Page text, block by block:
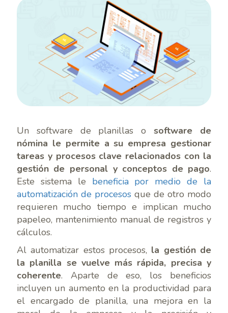
Un software de planillas osoftware de
nómina le permite a su empresa gestionar
tareas y procesos clave relacionados con la
gestión de personal y conceptos de pago.
Este sistema le beneficia por medio de la
automatización de procesosque de otro modo
requieren mucho tiempo e implican mucho
papeleo, mantenimiento manual de registros y
cálculos.
Al automatizar estos procesos, la gestión de
la planilla se vuelve más rápida, precisa y
coherente. Aparte de eso, los beneficios
incluyen un aumento en la productividad para
el encargado de planilla, una mejora en la